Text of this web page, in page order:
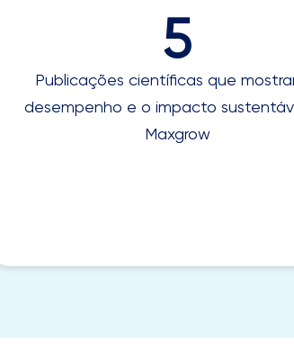
5
Publicações científicas que
desempenho e o impacto
Maxgrow